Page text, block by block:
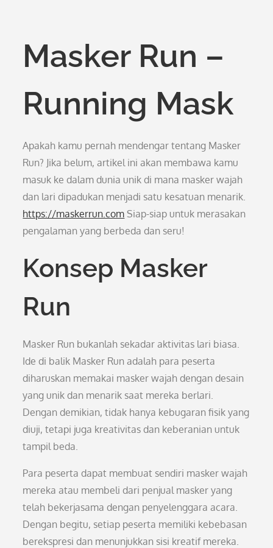
Masker Run –
Running Mask
Apakah kamu pernah mendengar tentang Masker
Run? Jika belum, artikel ini akan membawa kamu
masuk ke dalam dunia unik di mana masker wajah
dan lari dipadukan menjadi satu kesatuan menarik.
https://maskerrun.com Siap-siap untuk merasakan
pengalaman yang berbeda dan seru!
Konsep Masker
Run
Masker Run bukanlah sekadar aktivitas lari biasa.
Ide di balik Masker Run adalah para peserta
diharuskan memakai masker wajah dengan desain
yang unik dan menarik saat mereka berlari.
Dengan demikian, tidak hanya kebugaran fisik yang
diuji, tetapi juga kreativitas dan keberanian untuk
tampil beda.
Para peserta dapat membuat sendiri masker wajah
mereka atau membeli dari penjual masker yang
telah bekerjasama dengan penyelenggara acara.
Dengan begitu, setiap peserta memiliki kebebasan
berekspresi dan menunjukkan sisi kreatif mereka.